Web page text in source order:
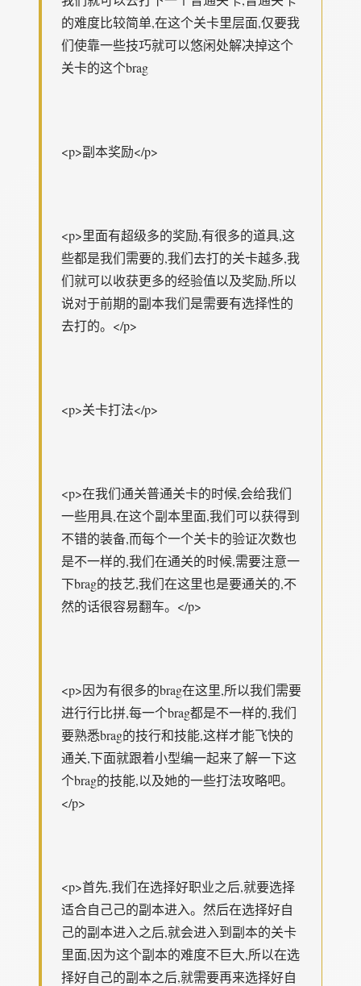
的难度比较简单,在这个关卡里层面,仅要我
们使靠一些技巧就可以悠闲处解决掉这个
关卡的这个brag
<p>副本奖励</p>
<p>里面有超级多的奖励,有很多的道具,这
些都是我们需要的,我们去打的关卡越多,我
们就可以收获更多的经验值以及奖励,所以
说对于前期的副本我们是需要有选择性的
去打的。</p>
<p>关卡打法</p>
<p>在我们通关普通关卡的时候,会给我们
一些用具,在这个副本里面,我们可以获得到
不错的装备,而每个一个关卡的验证次数也
是不一样的,我们在通关的时候,需要注意一
下brag的技艺,我们在这里也是要通关的,不
然的话很容易翻车。</p>
<p>因为有很多的brag在这里,所以我们需要
进行行比拼,每一个brag都是不一样的,我们
要熟悉brag的技行和技能,这样才能飞快的
通关,下面就跟着小型编一起来了解一下这
个brag的技能,以及她的一些打法攻略吧。
</p>
<p>首先,我们在选择好职业之后,就要选择
适合自己己的副本进入。然后在选择好自
己的副本进入之后,就会进入到副本的关卡
里面,因为这个副本的难度不巨大,所以在选
择好自己的副本之后,就需要再来选择好自